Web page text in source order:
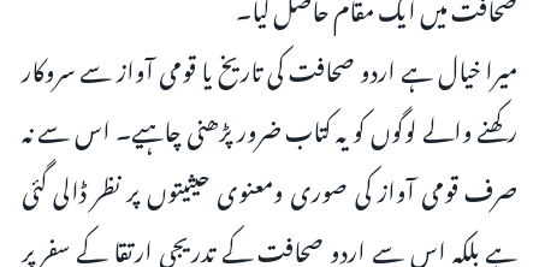
میرا خیال ہے اردو صحافت کی تاریخ یا قومی آواز سے سروکار
رکھنے والے لوگوں کو یہ کتاب ضرور پڑھنی چاہیے۔ اس سے نہ
صرف قومی آواز کی صوری ومعنوی حیثیتوں پر نظر ڈالی گئی
ہے بلکہ اس سے اردو صحافت کے تدریجی ارتقا کے سفر پر